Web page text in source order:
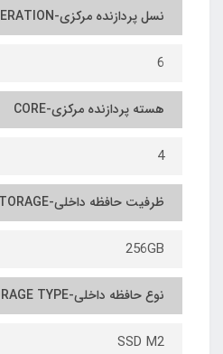
نسل پردازنده مرکزی-GENERATION
6
هسته پردازنده مرکزی-CORE
4
ظرفیت حافظه داخلی-STORAGE
256GB
نوع حافظه داخلی-STORAGE TYPE
SSD M2